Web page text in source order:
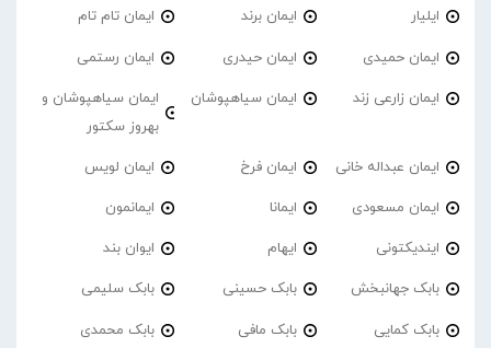
ایلیار ایمان برند ایمان تام تام
ایمان حمیدی ایمان حیدری ایمان رستمی
ایمان زارعی زند ایمان سیاهپوشان
ایمان سیاهپوشان و
بهروز سکتور
ایمان عبداله خانی ایمان فرخ ایمان لویس
ایمان مسعودی ایمانا ایمانمون
ایندیکتونی ایهام ایوان بند
بابک جهانبخش بابک حسینی بابک سلیمی
بابک کمایی بابک مافی بابک محمدی